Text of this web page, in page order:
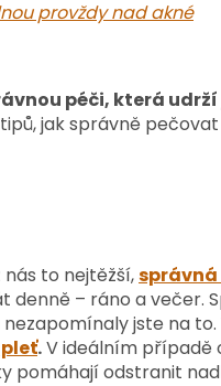
provždy nad akné
péči, která
jak správně
to nejtěžší,
– ráno a večer.
jste na
.V ideálním případě
pomáhají odstranit